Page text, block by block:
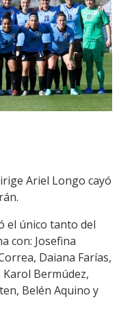
Ariel Longo cayó
el único tanto del
con: Josefina
Daiana Farías,
Bermúdez,
Belén Aquino y